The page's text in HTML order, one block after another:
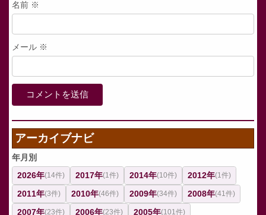
名前 ※
メール ※
アーカイブナビ
年月別
2026年(14件) 2017年(1件) 2014年(10件) 2012年(1件)
2011年(3件) 2010年(46件) 2009年(34件) 2008年(41件)
2007年(23件) 2006年(23件) 2005年(101件)